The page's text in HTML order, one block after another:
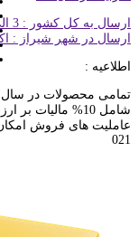
ارسال به کل کشور : 3 الی 7 روز کاری
ارسال در شهر شیراز :
اطلاعیه :
شامل 10%
021